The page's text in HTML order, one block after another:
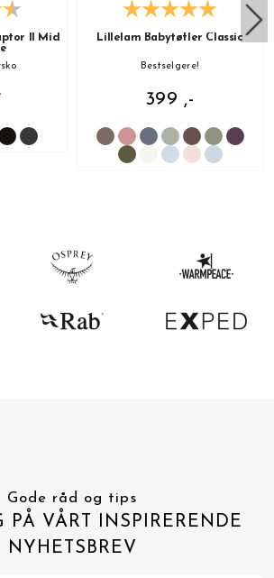
II Mid
Lillelam Babytøfler Classic
Bestselgere!
399 ,-
Gode råd og tips
PÅ VÅRT INSPIRERENDE
NYHETSBREV